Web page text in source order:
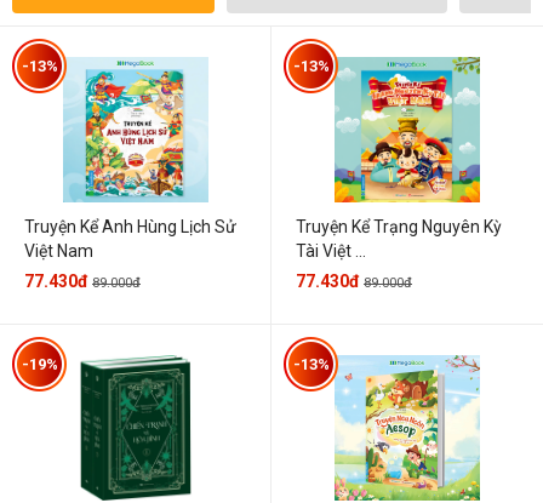
Truyện Kể Anh Hùng Lịch Sử
Việt Nam
-13%
77.430đ 89.000đ
Truyện Kể Trạng Nguyên Kỳ
Tài Việt ...
-13%
77.430đ 89.000đ
-19% -13%